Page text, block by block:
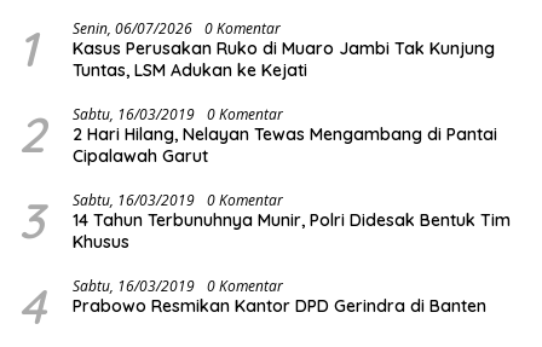
1 Senin, 06/07/2026 0 Komentar
Kasus Perusakan Ruko di Muaro Jambi Tak Kunjung
Tuntas, LSM Adukan ke Kejati
2 Sabtu, 16/03/2019 0 Komentar
2 Hari Hilang, Nelayan Tewas Mengambang di Pantai
Cipalawah Garut
3 Sabtu, 16/03/2019 0 Komentar
14 Tahun Terbunuhnya Munir, Polri Didesak Bentuk Tim
Khusus
4 Sabtu, 16/03/2019 0 Komentar
Prabowo Resmikan Kantor DPD Gerindra di Banten